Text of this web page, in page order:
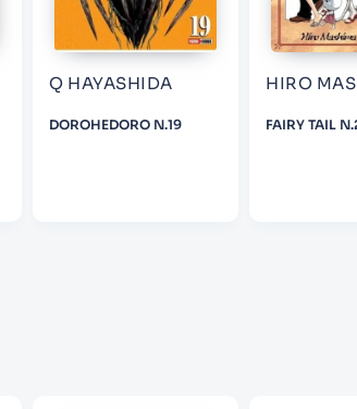
ENVIAR COMENTARIO
Q HAYASHIDA
DOROHEDORO N.19
HIRO
FAIRY TAIL